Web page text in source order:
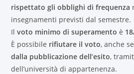
rispettato gli obblighi di frequenza
insegnamenti previsti dal semestre.
Ilvoto minimo di superamento è
È possibile rifiutare il voto, anche
dalla pubblicazione dell’esito,
dell’università di appartenenza.